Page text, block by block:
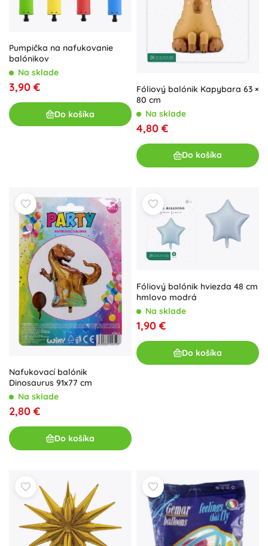
Pumpička na nafukovanie
balónikov
Na sklade
3,90 €
Do košíka
Fóliový balónik Kapybara 63 ×
80 cm
Na sklade
4,80 €
Do košíka
Nafukovací balónik
Dinosaurus 91x77 cm
Na sklade
2,80 €
Do košíka
Fóliový balónik hviezda 48 cm
hmlovo modrá
Na sklade
1,90 €
Do košíka